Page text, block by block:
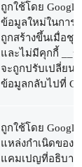
ถูกใช้โดย Google
ข้อมูลใหม่ในการ
ถูกสร้างขึ้นเมื่อชุด
และไม่มีคุกกี้
จะถูกปรับเปลี่ยน
ข้อมูลกลับไปที่
ถูกใช้โดย Google
แหล่งกำเนิดของ
แคมเปญที่อธิบาย